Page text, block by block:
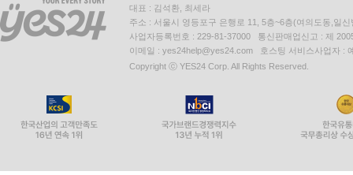
대표 : 김석환, 최세라
주소 : 서울시 영등포구 은행로 11, 5층~6층(여의도동,일신
사업자등록번호 : 229-81-37000 통신판매업신고 : 제
이메일 : yes24help@yes24.com 호스팅 서비스사업자 :
Copyright ⓒ YES24 Corp. All Rights Reserved.